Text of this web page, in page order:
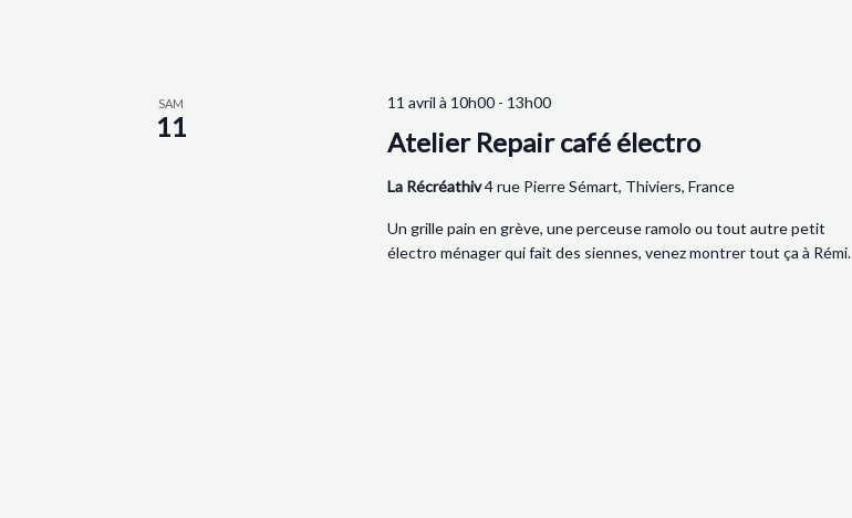
SAM
11 Atelier Repair café électro
11 avril à 10h00 - 13h00
La Récréathiv4 rue Pierre Sémart, Thiviers, France
Un grille pain en grève, une perceuse ramolo ou tout autre petit
électro ménager qui fait des siennes, venez montrer tout ça à Rémi.